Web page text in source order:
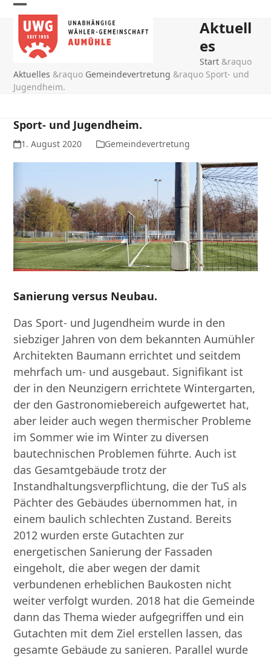
Skip
content
Open
mobile
menu
Close
mobile
menu
Aktuell
es
Start &raquo
Aktuelles &raquo Gemeindevertretung &raquo Sport- und
Jugendheim.
Sport- und Jugendheim.
1. August 2020 Gemeindevertretung
Sanierung versus Neubau.
Das Sport- und Jugendheim wurde in den
siebziger Jahren von dem bekannten Aumühler
Architekten Baumann errichtet und seitdem
mehrfach um- und ausgebaut. Signifikant ist
der in den Neunzigern errichtete Wintergarten,
der den Gastronomiebereich aufgewertet hat,
aber leider auch wegen thermischer Probleme
im Sommer wie im Winter zu diversen
bautechnischen Problemen führte. Auch ist
das Gesamtgebäude trotz der
Instandhaltungsverpflichtung, die der TuS als
Pächter des Gebäudes übernommen hat, in
einem baulich schlechten Zustand. Bereits
2012 wurden erste Gutachten zur
energetischen Sanierung der Fassaden
eingeholt, die aber wegen der damit
verbundenen erheblichen Baukosten nicht
weiter verfolgt wurden. 2018 hat die Gemeinde
dann das Thema wieder aufgegriffen und ein
Gutachten mit dem Ziel erstellen lassen, das
gesamte Gebäude zu sanieren. Parallel wurde